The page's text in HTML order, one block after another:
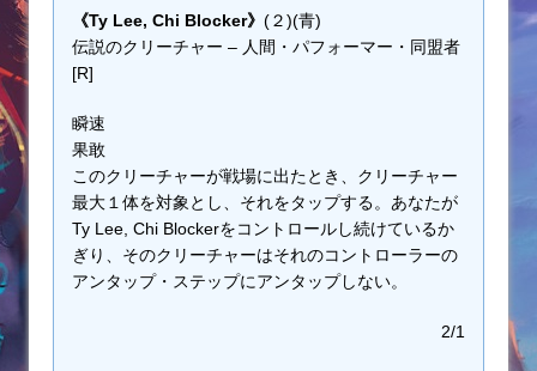
《Ty Lee, Chi Blocker》 (２)(青)
伝説のクリーチャー – 人間・パフォーマー・同盟者
[R]
瞬速
果敢
このクリーチャーが戦場に出たとき、クリーチャー
最大１体を対象とし、それをタップする。あなたが
Ty Lee, Chi Blockerをコントロールし続けているか
ぎり、そのクリーチャーはそれのコントローラーの
アンタップ・ステップにアンタップしない。
2/1